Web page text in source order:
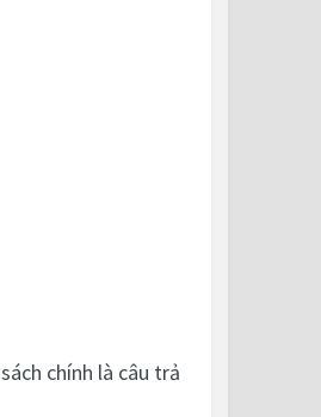
chính là câu trả